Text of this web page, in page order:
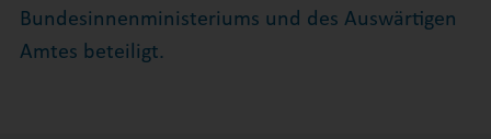
Bundesinnenministeriums und des Auswärtigen
Amtes beteiligt.